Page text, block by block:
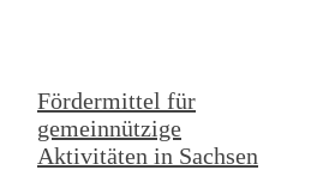
Fördermittel für
gemeinnützige
Aktivitäten in Sachsen